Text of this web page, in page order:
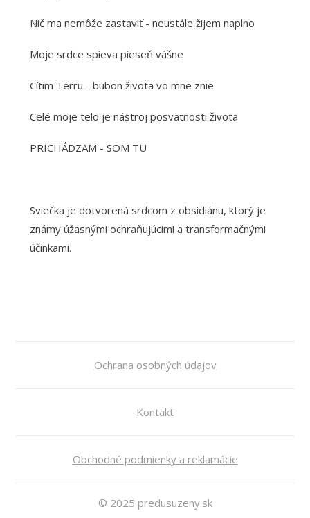
Nič ma nemôže zastaviť - neustále žijem naplno
Moje srdce spieva pieseň vášne
Cítim Terru - bubon života vo mne znie
Celé moje telo je nástroj posvätnosti života
PRICHÁDZAM - SOM TU
Sviečka je dotvorená srdcom z obsidiánu, ktorý je
známy úžasnými ochraňujúcimi a transformačnými
účinkami.
Ochrana osobných údajov
Kontakt
Obchodné podmienky a reklamácie
© 2025 predusuzeny.sk